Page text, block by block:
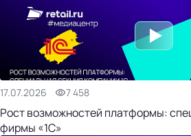
17.07.2026 7 458
Рост возможностей платформы:
фирмы «1С»